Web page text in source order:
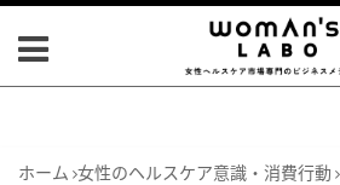
ホーム 女性のヘルスケア意識・消費行動